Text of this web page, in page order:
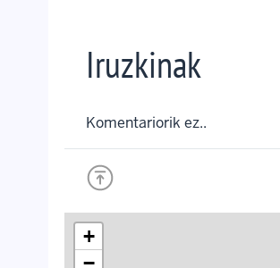
Iruzkinak
Komentariorik ez..
+
−